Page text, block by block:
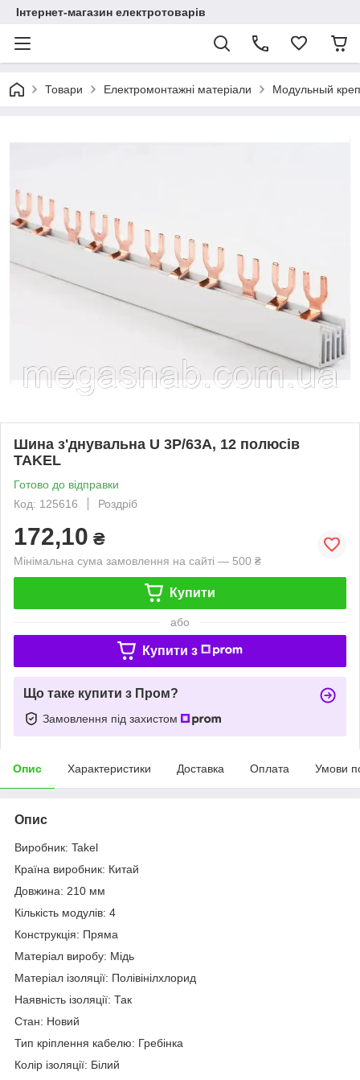
Інтернет-магазин електротоварів
Товари Електромонтажні матеріали Модульный
Шина з'днувальна U 3P/63A, 12 полюсів
TAKEL
Готово до відправки
Код: 125616
Роздріб
172,10 ₴
Мінімальна сума замовлення на сайті — 500 ₴
Купити
або
Купити з
Що таке купити з Пром?
Замовлення під захистом
Опис Характеристики Доставка Оплата Умови
Опис
Виробник: Takel
Країна виробник: Китай
Довжина: 210 мм
Кількість модулів: 4
Конструкція: Пряма
Матеріал виробу: Мідь
Матеріал ізоляції: Полівінілхлорид
Наявність ізоляції: Так
Стан: Новий
Тип кріплення кабелю: Гребінка
Колір ізоляції: Білий